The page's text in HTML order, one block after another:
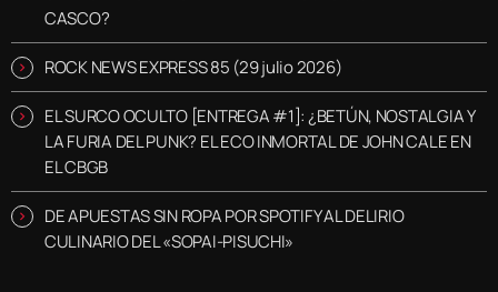
CASCO?
ROCK NEWS EXPRESS 85 (29 julio 2026)
EL SURCO OCULTO [ENTREGA #1]: ¿BETÚN, NOSTALGIA Y
LA FURIA DEL PUNK? EL ECO INMORTAL DE JOHN CALE EN
EL CBGB
DE APUESTAS SIN ROPA POR SPOTIFY AL DELIRIO
CULINARIO DEL «SOPAI-PISUCHI»